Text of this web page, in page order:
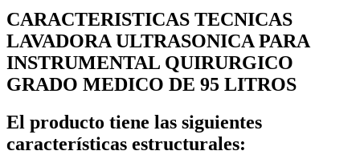
CARACTERISTICAS TECNICAS
LAVADORA ULTRASONICA PARA
INSTRUMENTAL QUIRURGICO
GRADO MEDICO DE 95 LITROS
El producto tiene las siguientes
características estructurales: